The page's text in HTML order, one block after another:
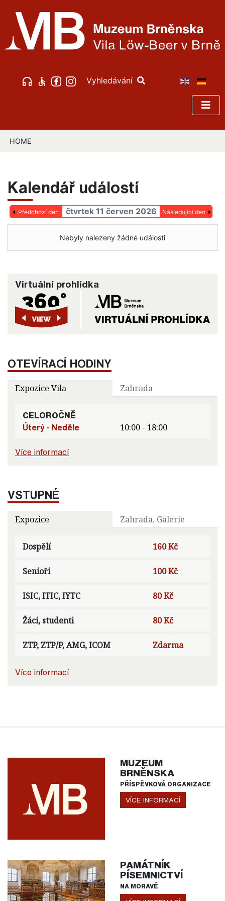
Vyhledávání
HOME
Kalendář událostí
Předchozí den čtvrtek 11 červen 2026 Následující den
Nebyly nalezeny žádné události
Virtuální prohlídka
OTEVÍRACÍ HODINY
Expozice Vila Zahrada
CELOROČNĚ
Úterý - Neděle
10:00 - 18:00
Více informací
VSTUPNÉ
Expozice Zahrada, Galerie
Dospělí 160 Kč
Senioři 100 Kč
ISIC, ITIC, IYTC 80 Kč
Žáci, studenti 80 Kč
ZTP, ZTP/P, AMG, ICOM Zdarma
Více informací
MUZEUM
BRNĚNSKA
PŘÍSPĚVKOVÁ ORGANIZACE
VÍCE INFORMACÍ
PAMÁTNÍK
PÍSEMNICTVÍ
NA MORAVĚ